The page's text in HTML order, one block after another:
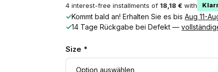
4 interest-free installments of 18,18 € with
✓Kommt bald an! Erhalten Sie es bisAug 11-
✓14 Tage Rückgabe bei Defekt —
Size *